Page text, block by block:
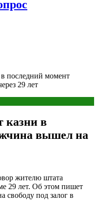
последний момент
29 лет
казни в
вышел на
жителю штата
29 лет. Об этом пишет
свободу под залог в